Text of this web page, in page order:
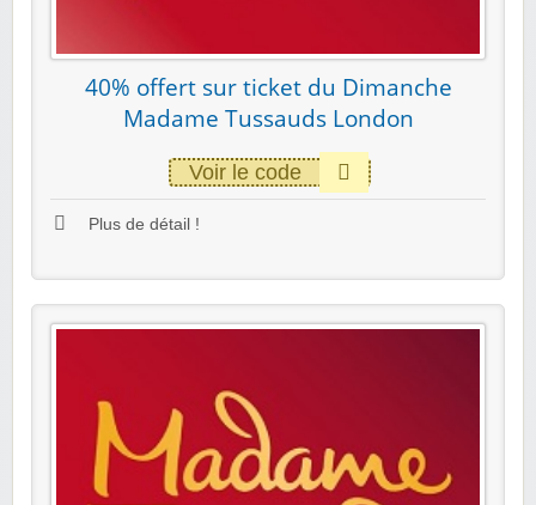
40% offert sur ticket du Dimanche
Madame Tussauds London
Voir le code
Plus de détail !